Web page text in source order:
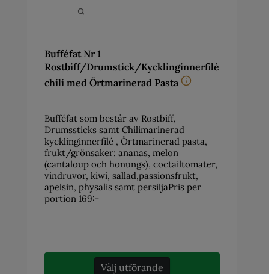
Bufféfat Nr 1
Rostbiff/Drumstick/Kycklinginnerfilé
chili med Örtmarinerad Pasta
Bufféfat som består av Rostbiff,
Drumssticks samt Chilimarinerad
kycklinginnerfilé , Örtmarinerad pasta,
frukt/grönsaker: ananas, melon
(cantaloup och honungs), coctailtomater,
vindruvor, kiwi, sallad,passionsfrukt,
apelsin, physalis samt persiljaPris per
portion 169:-
Välj utförande